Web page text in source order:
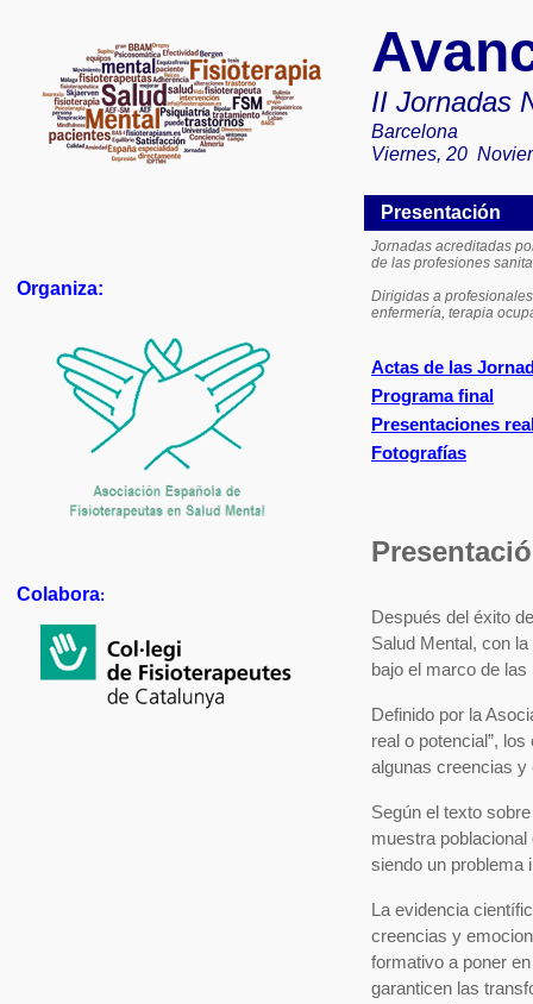
II Jornadas
Barcelona
Viernes, 20
Presentación
Organiza:
Colabora:
Jornadas acreditadas
de las profesiones
Dirigidas a
enfermería, terapia
Actas de las
Programa final
Presentaciones
Fotografías
Después del éxito
Salud Mental, con
bajo el marco de
Definido por la
real o potencial”,
algunas creencias y
Según el texto
muestra
siendo un problema
La evidencia
creencias y
formativo a poner
garanticen las